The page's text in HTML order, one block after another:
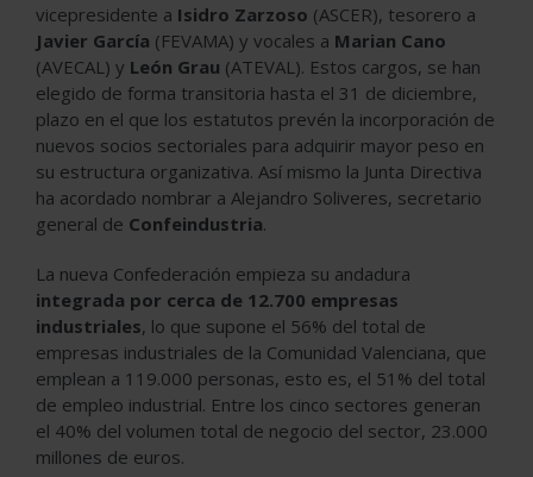
vicepresidente a Isidro Zarzoso (ASCER), tesorero a
Javier García (FEVAMA) y vocales a Marian Cano
(AVECAL) y León Grau (ATEVAL). Estos cargos, se han
elegido de forma transitoria hasta el 31 de diciembre,
plazo en el que los estatutos prevén la incorporación de
nuevos socios sectoriales para adquirir mayor peso en
su estructura organizativa. Así mismo la Junta Directiva
ha acordado nombrar a Alejandro Soliveres, secretario
general de Confeindustria.
La nueva Confederación empieza su andadura
integrada por cerca de 12.700 empresas
industriales, lo que supone el 56% del total de
empresas industriales de la Comunidad Valenciana, que
emplean a 119.000 personas, esto es, el 51% del total
de empleo industrial. Entre los cinco sectores generan
el 40% del volumen total de negocio del sector, 23.000
millones de euros.